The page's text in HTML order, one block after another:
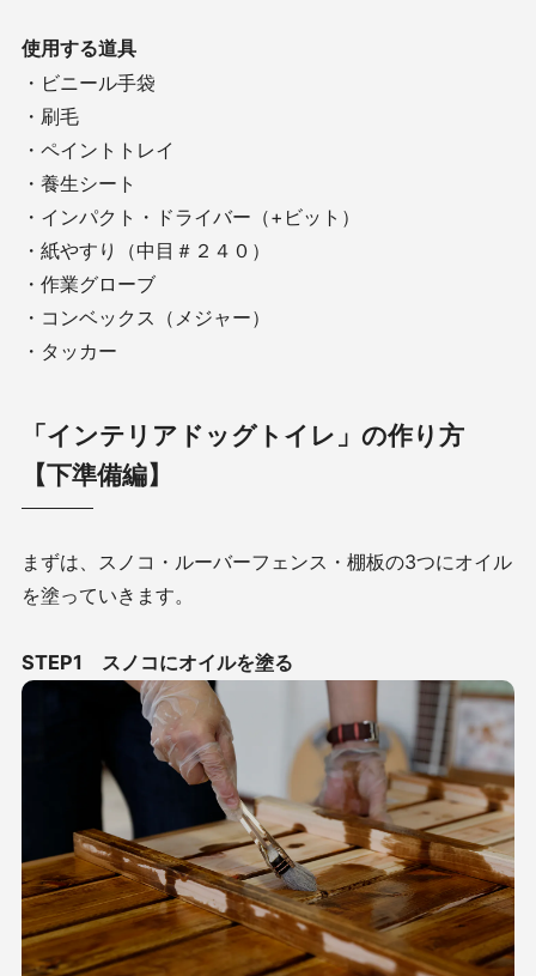
使用する道具
・ビニール手袋
・刷毛
・ペイントトレイ
・養生シート
・インパクト・ドライバー（+ビット）
・紙やすり（中目＃２４０）
・作業グローブ
・コンベックス（メジャー）
・タッカー
「インテリアドッグトイレ」の作り方
【下準備編】
まずは、スノコ・ルーバーフェンス・棚板の3つにオイル
を塗っていきます。
STEP1 スノコにオイルを塗る